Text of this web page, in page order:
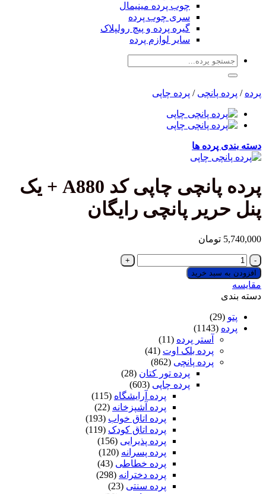
چوب پرده مینیمال
سری چوب پرده
گیره پرده و پیچ رولپلاک
سایر لوازم پرده
جستجو
پرده / پرده پانچی / پرده چاپی
دسته بندی پرده ها
پرده پانچی چاپی کد A880 + یک
پنل حریر پانچی رایگان
5,740,000 تومان
پرده
پانچی
چاپی
کد
A880
یک
افزودن به سبد خرید
مقایسه
دسته بندی
پتو (29)
پرده (1143)
آستر پرده (11)
پرده بلک اوت (41)
پرده پانچی (862)
پرده تور کتان (28)
پرده چاپی (603)
پرده آرایشگاه (115)
پرده آشپزخانه (22)
پرده اتاق خواب (193)
پرده اتاق کودک (119)
پرده پذیرایی (156)
پرده پسرانه (120)
پرده خطاطی (43)
پرده دخترانه (298)
پرده سنتی (23)